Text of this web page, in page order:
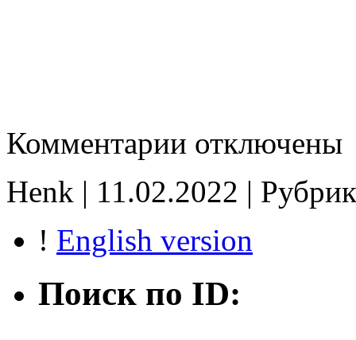
Комментарии записи
A
Stage1
PopCorn
noCHK
отключены
Henk | 11.02.2022 |
! English version
Поиск по ID: